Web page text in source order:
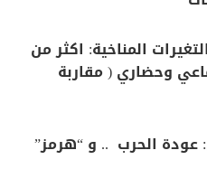
المناخية: اكثر من
وحضاري ( مقاربة
عودة الحرب .. و “هرمز”